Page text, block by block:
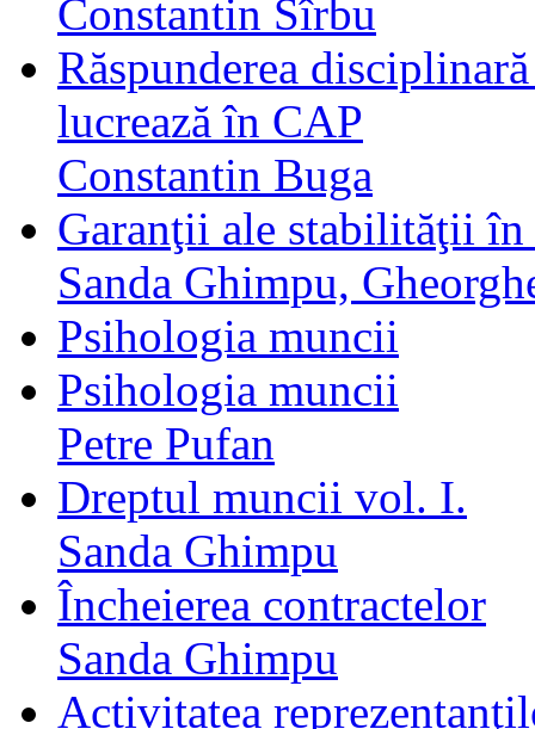
Constantin Sîrbu
Răspunderea
lucrează în CAP
Constantin Buga
Garanţii ale stabilităţii în
Sanda Ghimpu,
Psihologia muncii
Psihologia muncii
Petre Pufan
Dreptul muncii vol. I.
Sanda Ghimpu
Încheierea contractelor
Sanda Ghimpu
Activitatea